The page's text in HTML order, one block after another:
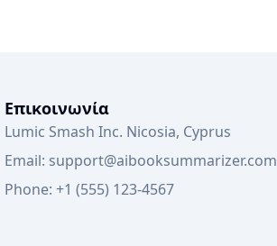
Επικοινωνία
Lumic Smash Inc. Nicosia, Cyprus
Email: support@aibooksummarizer.com
Phone: +1 (555) 123-4567